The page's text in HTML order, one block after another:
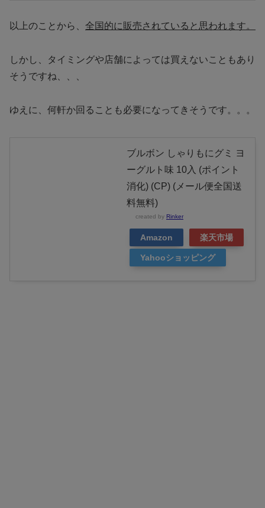
以上のことから、 全国的に販売されていると思われます。
しかし、タイミングや店舗によっては買えないこともあり
そうですね、、、
ゆえに、何軒か回ることも必要になってきそうです。。。
ブルボン しゃりもにグミ ヨ
ーグルト味 10入 (ポイント
消化) (CP) (メール便全国送
料無料)
created by Rinker
Amazon 楽天市場
Yahooショッピング